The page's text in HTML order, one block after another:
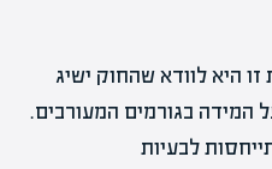
היא לוודא שהחוק ישיג
המידה בגורמים המעורבים.
לבעיות